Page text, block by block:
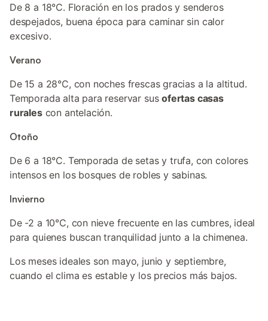
De 8 a 18°C. Floración en los prados y senderos
despejados, buena época para caminar sin calor
excesivo.
Verano
De 15 a 28°C, con noches frescas gracias a la altitud.
Temporada alta para reservar susofertas casas
ruralescon antelación.
Otoño
De 6 a 18°C. Temporada de setas y trufa, con colores
intensos en los bosques de robles y sabinas.
Invierno
De -2 a 10°C, con nieve frecuente en las cumbres, ideal
para quienes buscan tranquilidad junto a la chimenea.
Los meses ideales son mayo, junio y septiembre,
cuando el clima es estable y los precios más bajos.